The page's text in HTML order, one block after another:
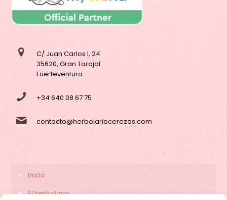
C/ Juan Carlos I, 24
35620, Gran Tarajal
Fuerteventura
+34 640 08 67 75
contacto@herbolariocerezas.com
Inicio
El herbolario